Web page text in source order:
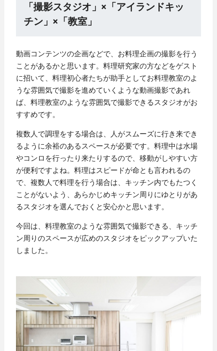
「撮影スタジオ」×「アイランドキッ
チン」×「教室」
動画コンテンツの企画などで、お料理企画の撮影を行う
ことがあるかと思います。料理研究家の方などをゲスト
に招いて、料理初心者たちが助手としてお料理教室のよ
うな雰囲気で撮影を進めていくような動画撮影であれ
ば、料理教室のような雰囲気で撮影できるスタジオがお
すすめです。
複数人で調理をする場合は、人がスムーズに行き来でき
るように余裕のあるスペースが必要です。料理中は水場
やコンロを行ったり来たりするので、移動がしやすい方
が便利ですよね。料理はスピードが命とも言われるの
で、複数人で料理を行う場合は、キッチン内でもたつく
ことがないよう、あらかじめキッチン周りにゆとりがあ
るスタジオを選んでおくと安心かと思います。
今回は、料理教室のような雰囲気で撮影できる、キッチ
ン周りのスペースが広めのスタジオをピックアップいた
しました。